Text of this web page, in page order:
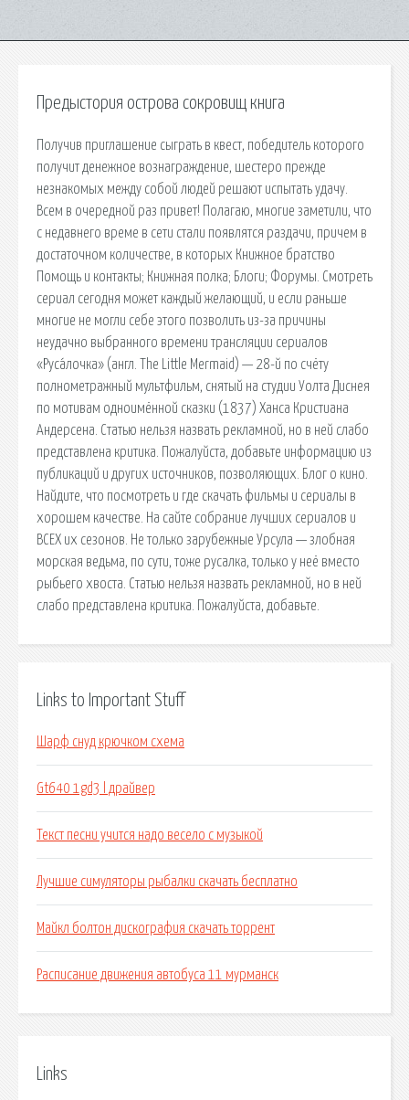
Предыстория острова сокровищ книга
Получив приглашение сыграть в квест, победитель которого
получит денежное вознаграждение, шестеро прежде
незнакомых между собой людей решают испытать удачу.
Всем в очередной раз привет! Полагаю, многие заметили, что
с недавнего време в сети стали появлятся раздачи, причем в
достаточном количестве, в которых Книжное братство
Помощь и контакты; Книжная полка; Блоги; Форумы. Смотреть
сериал сегодня может каждый желающий, и если раньше
многие не могли себе этого позволить из-за причины
неудачно выбранного времени трансляции сериалов
«Руса́лочка» (англ. The Little Mermaid) — 28-й по счёту
полнометражный мультфильм, снятый на студии Уолта Диснея
по мотивам одноимённой сказки (1837) Ханса Кристиана
Андерсена. Статью нельзя назвать рекламной, но в ней слабо
представлена критика. Пожалуйста, добавьте информацию из
публикаций и других источников, позволяющих. Блог о кино.
Найдите, что посмотреть и где скачать фильмы и сериалы в
хорошем качестве. На сайте собрание лучших сериалов и
ВСЕХ их сезонов. Не только зарубежные Урсула — злобная
морская ведьма, по сути, тоже русалка, только у неё вместо
рыбьего хвоста. Статью нельзя назвать рекламной, но в ней
слабо представлена критика. Пожалуйста, добавьте.
Links to Important Stuff
Шарф снуд крючком схема
Gt640 1gd3 l драйвер
Текст песни учится надо весело с музыкой
Лучшие симуляторы рыбалки скачать бесплатно
Майкл болтон дискография скачать торрент
Расписание движения автобуса 11 мурманск
Links